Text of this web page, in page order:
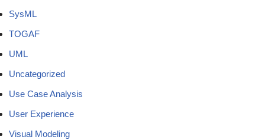
SysML
TOGAF
UML
Uncategorized
Use Case Analysis
User Experience
Visual Modeling